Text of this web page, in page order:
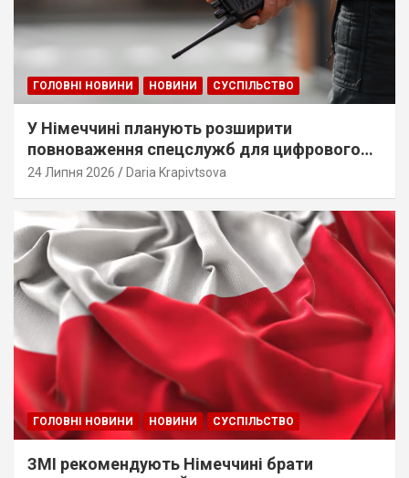
ГОЛОВНІ НОВИНИ НОВИНИ СУСПІЛЬСТВО
У Німеччині планують розширити
повноваження спецслужб для цифрового
стеження
24 Липня 2026 Daria Krapivtsova
ГОЛОВНІ НОВИНИ НОВИНИ СУСПІЛЬСТВО
ЗМІ рекомендують Німеччині брати